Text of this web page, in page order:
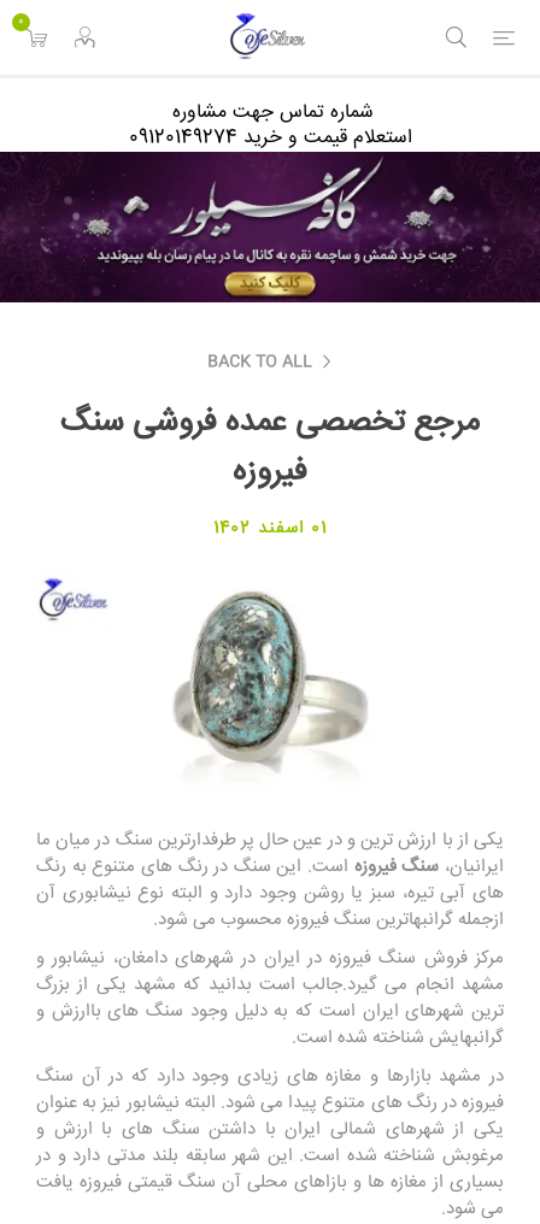
0
شماره تماس جهت مشاوره
استعلام قیمت و خرید 09120149274
BACK TO ALL
مرجع تخصصی عمده فروشی سنگ
فیروزه
01 اسفند 1402
یکی از با ارزش ترین و در عین حال پر طرفدارترین سنگ در میان ما
ایرانیان، سنگ فیروزه است. این سنگ در رنگ های متنوع به رنگ
های آبی تیره، سبز یا روشن وجود دارد و البته نوع نیشابوری آن
ازجمله گرانبهاترین سنگ فیروزه محسوب می شود.
مرکز فروش سنگ فیروزه در ایران در شهرهای دامغان، نیشابور و
مشهد انجام می گیرد.جالب است بدانید که مشهد یکی از بزرگ
ترین شهرهای ایران است که به دلیل وجود سنگ های باارزش و
گرانبهایش شناخته شده است.
در مشهد بازارها و مغازه های زیادی وجود دارد که در آن سنگ
فیروزه در رنگ های متنوع پیدا می شود. البته نیشابور نیز به عنوان
یکی از شهرهای شمالی ایران با داشتن سنگ های با ارزش و
مرغوبش شناخته شده است. این شهر سابقه بلند مدتی دارد و در
بسیاری از مغازه ها و بازاهای محلی آن سنگ قیمتی فیروزه یافت
می شود.